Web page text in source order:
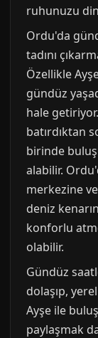
ruhunuzu
Ordu'da
tadını
Özellikle
gündüz
hale
batırdıktan
birinde
alabilir.
merkezine
deniz
konforlu
olabilir.
Gündüz
dolaşıp,
Ayşe ile
paylaşmak